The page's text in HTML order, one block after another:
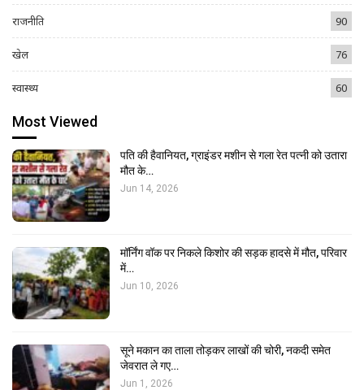
राजनीति 90
खेल 76
स्वास्थ्य 60
Most Viewed
पति की हैवानियत, ग्राइंडर मशीन से गला रेत पत्नी को उतारा
मौत के…
Jun 14, 2026
मॉर्निंग वॉक पर निकले किशोर की सड़क हादसे में मौत, परिवार
में…
Jun 10, 2026
सूने मकान का ताला तोड़कर लाखों की चोरी, नकदी समेत
जेवरात ले गए…
Jun 1, 2026